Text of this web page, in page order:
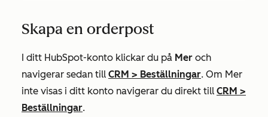
Skapa en orderpost
I ditt HubSpot-konto klickar du på Mer och
navigerar sedan till CRM > Beställningar. Om Mer
inte visas i ditt konto navigerar du direkt till CRM >
Beställningar.